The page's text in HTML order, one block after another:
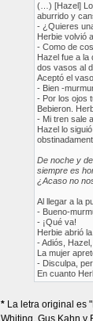
(…) [Hazel] Lo
aburrido y
- ¿Quieres
Herbie volvió
- Como de
Hazel fue a la
dos vasos al
Aceptó el
- Bien -
- Por los ojos
Bebieron.
- Mi tren sale
Hazel lo
De noche y de
siempre es
¿Acaso no
Al llegar a la
- Bueno-
- ¡Qué va!
Herbie abrió
- Adiós,
La mujer
- Disculpa,
En cuanto
* La letra original es
Whiting, Gus Kahn y